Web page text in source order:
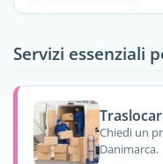
Servizi essenziali
Chiedi un
Danimarca.